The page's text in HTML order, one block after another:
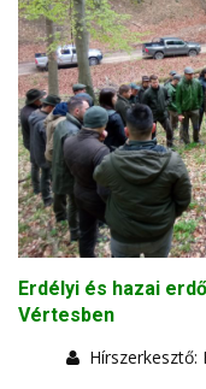
Erdélyi és hazai
Vértesben
Hírszerkesztő: